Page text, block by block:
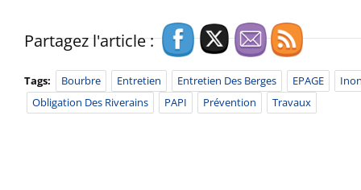
Partagez l'article :
Tags: Bourbre Entretien Entretien Des Berges EPAGE
Obligation Des Riverains
PAPI Prévention Travaux